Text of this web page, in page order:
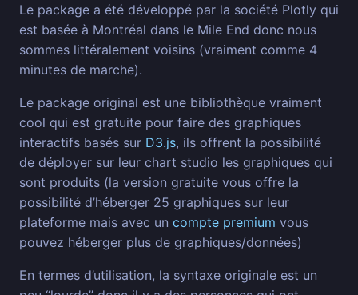
Le package a été développé par la société Plotly qui
est basée à Montréal dans le Mile End donc nous
sommes littéralement voisins (vraiment comme 4
minutes de marche).
Le package original est une bibliothèque vraiment
cool qui est gratuite pour faire des graphiques
interactifs basés sur D3.js, ils offrent la possibilité
de déployer sur leur chart studio les graphiques qui
sont produits (la version gratuite vous offre la
possibilité d’héberger 25 graphiques sur leur
plateforme mais avec un compte premium vous
pouvez héberger plus de graphiques/données)
En termes d’utilisation, la syntaxe originale est un